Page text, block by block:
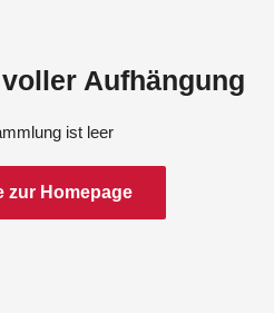
Aufhängung
ist leer
zur Homepage